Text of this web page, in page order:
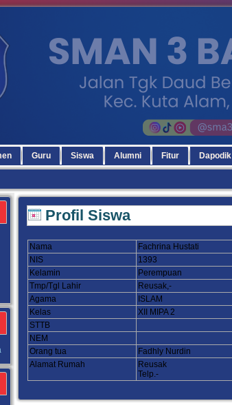
Guru Siswa Alumni Fitur Dapodik
Profil Siswa
Nama
Fachrina Hustati
NIS
1393
Kelamin
Perempuan
Tmp/Tgl Lahir
Reusak,-
Agama
ISLAM
Kelas
XII MIPA 2
STTB
NEM
Orang tua
Fadhly Nurdin
Alamat Rumah
Reusak
Telp.-